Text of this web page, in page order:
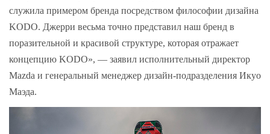
служила примером бренда посредством философии дизайна
KODO. Джерри весьма точно представил наш бренд в
поразительной и красивой структуре, которая отражает
концепцию KODO», — заявил исполнительный директор
Mazda и генеральный менеджер дизайн-подразделения Икуо
Маэда.